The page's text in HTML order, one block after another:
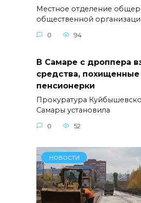
Местное отделение
общественной
0 94
В Самаре с дроппера
средства, похищенные
пенсионерки
Прокуратура
Самары установила
0 52
НОВОСТИ